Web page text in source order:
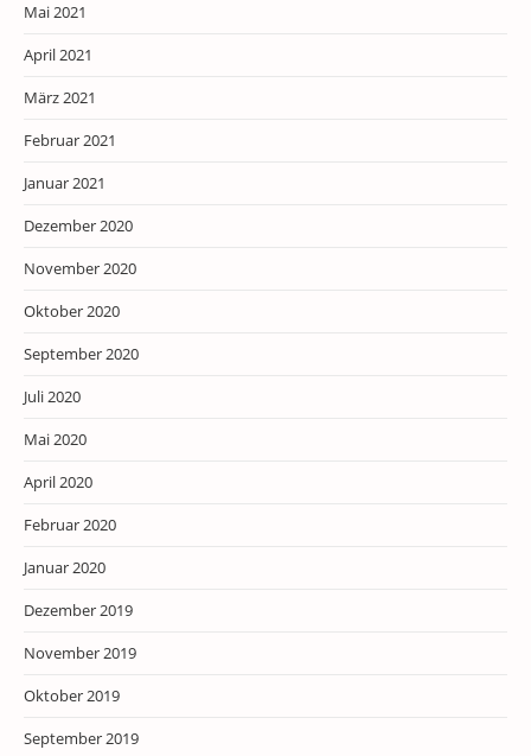
Mai 2021
April 2021
März 2021
Februar 2021
Januar 2021
Dezember 2020
November 2020
Oktober 2020
September 2020
Juli 2020
Mai 2020
April 2020
Februar 2020
Januar 2020
Dezember 2019
November 2019
Oktober 2019
September 2019